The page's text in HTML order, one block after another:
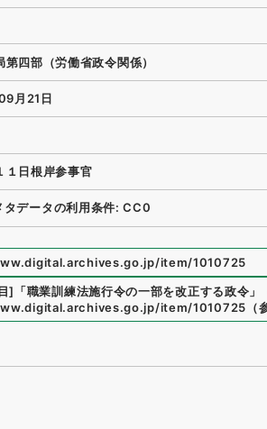
第四部（労働省政令関係）
月21日
１日根岸参事官
タデータの利用条件: CC0
item/1010725
] 「職業訓練法施行令の一部を改正する政令 」
item/1010725 （